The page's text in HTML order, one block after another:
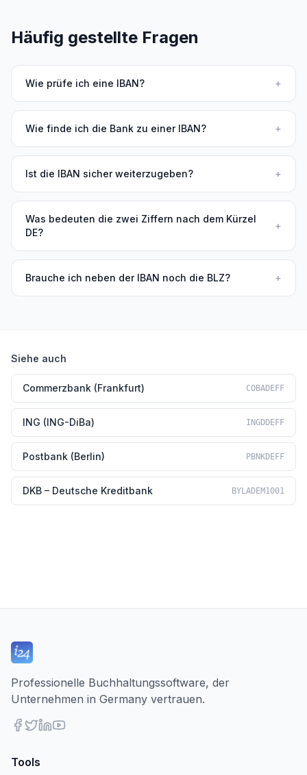
Häufig gestellte Fragen
Wie prüfe ich eine IBAN? +
Wie finde ich die Bank zu einer IBAN? +
Ist die IBAN sicher weiterzugeben? +
Was bedeuten die zwei Ziffern nach dem Kürzel
DE?
+
Brauche ich neben der IBAN noch die BLZ? +
Siehe auch
Commerzbank (Frankfurt) COBADEFF
ING (ING-DiBa) INGDDEFF
Postbank (Berlin) PBNKDEFF
DKB – Deutsche Kreditbank BYLADEM1001
Professionelle Buchhaltungssoftware, der
Unternehmen in Germany vertrauen.
Tools